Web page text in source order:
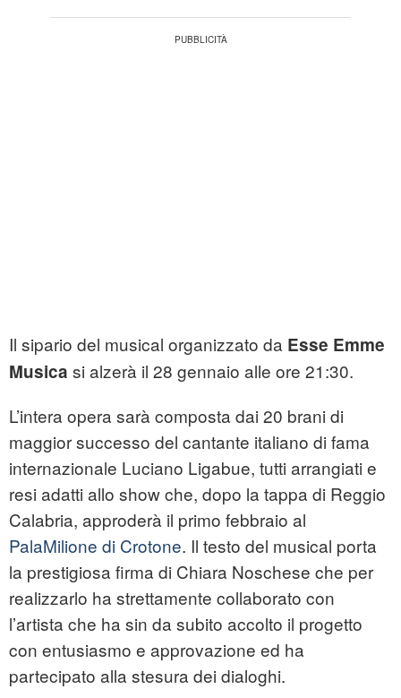
Il sipario del musical organizzato da Esse Emme
Musica si alzerà il 28 gennaio alle ore 21:30.
L’intera opera sarà composta dai 20 brani di
maggior successo del cantante italiano di fama
internazionale Luciano Ligabue, tutti arrangiati e
resi adatti allo show che, dopo la tappa di Reggio
Calabria, approderà il primo febbraio al
PalaMilione di Crotone. Il testo del musical porta
la prestigiosa firma di Chiara Noschese che per
realizzarlo ha strettamente collaborato con
l’artista che ha sin da subito accolto il progetto
con entusiasmo e approvazione ed ha
partecipato alla stesura dei dialoghi.